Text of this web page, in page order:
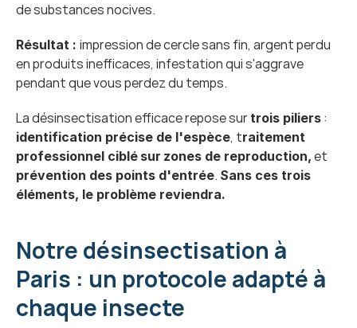
de substances nocives.
Résultat : impression de cercle sans fin, argent perdu
en produits inefficaces, infestation qui s'aggrave
pendant que vous perdez du temps.
La désinsectisation efficace repose sur trois piliers
identification précise de l'espèce, traitement
professionnel ciblé sur zones de reproduction,
prévention des points d'entrée. Sans ces trois
éléments, le problème reviendra.
Notre désinsectisation à
Paris : un protocole adapté à
chaque insecte